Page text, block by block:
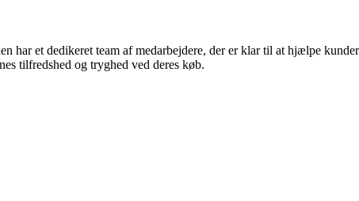
har et dedikeret team af medarbejdere, der er klar til at hjælpe
tilfredshed og tryghed ved deres køb.